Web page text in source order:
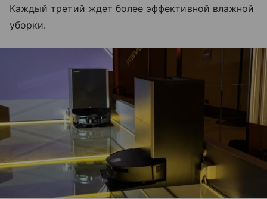
Каждый третий ждет более эффективной влажной
уборки.